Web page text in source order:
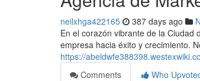
neilxhga422165 387 days ago
En el corazón vibrante de la Ciudad
empresa hacia éxito y crecimiento.
https://
Comments
Who